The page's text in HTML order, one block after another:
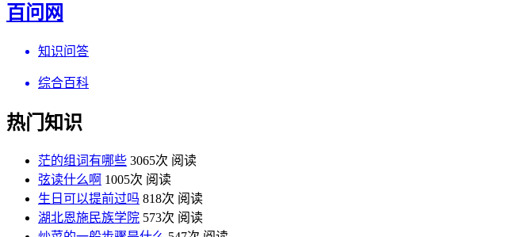
百问网
知识问答
综合百科
热门知识
茫的组词有哪些 3065次 阅读
弦读什么啊 1005次 阅读
生日可以提前过吗 818次 阅读
湖北恩施民族学院 573次 阅读